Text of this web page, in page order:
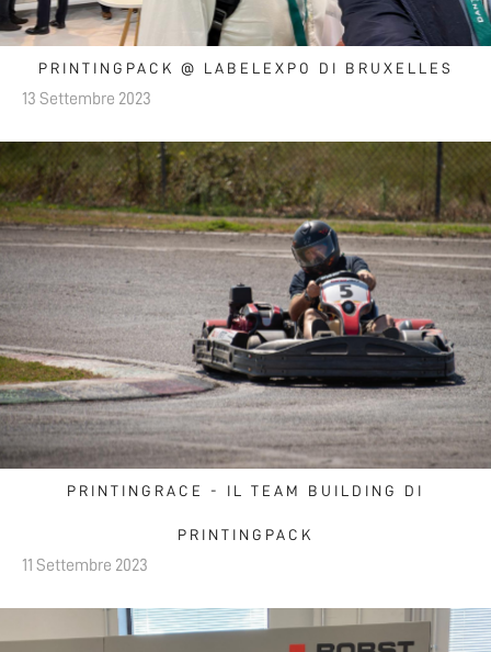
PRINTINGPACK @ LABELEXPO DI BRUXELLES
13 Settembre 2023
PRINTINGRACE - IL TEAM BUILDING DI
PRINTINGPACK
11 Settembre 2023